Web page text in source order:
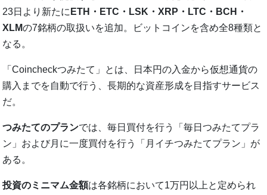
23日より新たに ETH・ETC・LSK・XRP・LTC・BCH・
XLMの7銘柄の取扱いを追加。ビットコインを含め全8種類と
なる。
「Coincheckつみたて」とは、日本円の入金から仮想通貨の
購入までを自動で行う、長期的な資産形成を目指すサービス
だ。
つみたてのプランでは、毎日買付を行う「毎日つみたてプラ
ン」および月に一度買付を行う「月イチつみたてプラン」が
ある。
投資のミニマム金額は各銘柄において1万円以上と定められ